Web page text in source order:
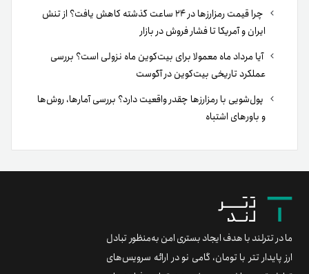
چرا قیمت رمزارزها در ۲۴ ساعت گذشته کاهش یافت؟ از تنش
ایران و آمریکا تا فشار فروش در بازار
آیا مرداد ماه معمولا برای بیت‌کوین ماه نزولی است؟ بررسی
عملکرد تاریخی بیت‌کوین در آگوست
پول‌شویی با رمزارزها چقدر واقعیت دارد؟ بررسی آمارها، روش‌ها
و باورهای اشتباه
ما در تترلند با هدف ایجاد بستری امن به‌منظور تبادل
ارز پایدار تتر با تومان، گامی نو در ارائه سرویس‌های